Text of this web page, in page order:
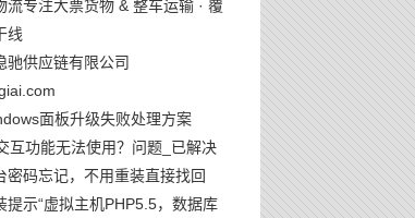
流专注大票货物 & 整车运输 · 覆
线
驰供应链有限公司
面板升级失败处理方案
互功能无法使用？问题_已解决
密码忘记，不用重装直接找回
提示“虚拟主机PHP5.5，数据库